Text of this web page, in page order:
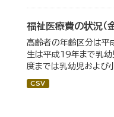
福祉医療費の状況（
高齢者の年齢区分は平
生は平成19年まで乳幼
度までは乳幼児および
CSV